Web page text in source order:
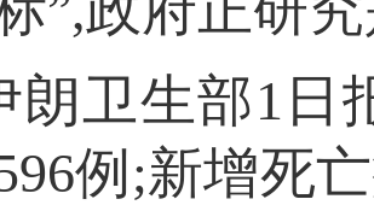
朗卫生部1日
例;新增死